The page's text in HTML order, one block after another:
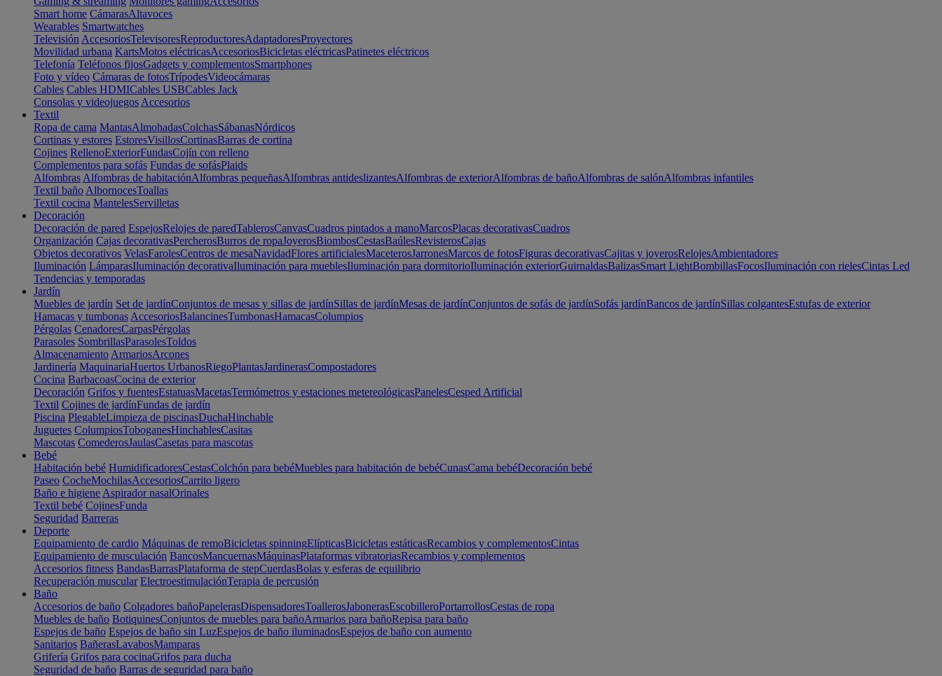
Smart home CámarasAltavoces
Wearables Smartwatches
Televisión AccesoriosTelevisoresReproductoresAdaptadoresProyectores
Movilidad urbana KartsMotos eléctricasAccesoriosBicicletas eléctricasPatinetes eléctricos
Telefonía Teléfonos fijosGadgets y complementosSmartphones
Foto y vídeo Cámaras de fotosTrípodesVideocámaras
Cables Cables HDMICables USBCables Jack
Consolas y videojuegos Accesorios
Textil
Ropa de cama MantasAlmohadasColchasSábanasNórdicos
Cortinas y estores EstoresVisillosCortinasBarras de cortina
Cojines RellenoExteriorFundasCojín con relleno
Complementos para sofás Fundas de sofásPlaids
Alfombras Alfombras de habitaciónAlfombras pequeñasAlfombras antideslizantesAlfombras de exteriorAlfombras de bañoAlfombras de salónAlfombras infantiles
Textil baño AlbornocesToallas
Textil cocina MantelesServilletas
Decoración
Decoración de pared EspejosRelojes de paredTablerosCanvasCuadros pintados a manoMarcosPlacas decorativasCuadros
Organización Cajas decorativasPercherosBurros de ropaJoyerosBiombosCestasBaúlesRevisterosCajas
Objetos decorativos VelasFarolesCentros de mesaNavidadFlores artificialesMaceterosJarronesMarcos de fotosFiguras decorativasCajitas y joyerosRelojesAmbientadores
Iluminación LámparasIluminación decorativaIluminación para mueblesIluminación para dormitorioIluminación exteriorGuirnaldasBalizasSmart LightBombillasFocosIluminación con rielesCintas Led
Tendencias y temporadas
Jardín
Muebles de jardín Set de jardínConjuntos de mesas y sillas de jardínSillas de jardínMesas de jardínConjuntos de sofás de jardínSofás jardínBancos de jardínSillas colgantesEstufas de exterior
Hamacas y tumbonas AccesoriosBalancinesTumbonasHamacasColumpios
Pérgolas CenadoresCarpasPérgolas
Parasoles SombrillasParasolesToldos
Almacenamiento ArmariosArcones
Jardinería MaquinariaHuertos UrbanosRiegoPlantasJardinerasCompostadores
Cocina BarbacoasCocina de exterior
Decoración Grifos y fuentesEstatuasMacetasTermómetros y estaciones metereológicasPanelesCesped Artificial
Textil Cojines de jardínFundas de jardín
Piscina PlegableLimpieza de piscinasDuchaHinchable
Juguetes ColumpiosToboganesHinchablesCasitas
Mascotas ComederosJaulasCasetas para mascotas
Bebé
Habitación bebé HumidificadoresCestasColchón para bebéMuebles para habitación de bebéCunasCama bebéDecoración bebé
Paseo CocheMochilasAccesoriosCarrito ligero
Baño e higiene Aspirador nasalOrinales
Textil bebé CojinesFunda
Seguridad Barreras
Deporte
Equipamiento de cardio Máquinas de remoBicicletas spinningElípticasBicicletas estáticasRecambios y complementosCintas
Equipamiento de musculación BancosMancuernasMáquinasPlataformas vibratoriasRecambios y complementos
Accesorios fitness BandasBarrasPlataforma de stepCuerdasBolas y esferas de equilibrio
Recuperación muscular ElectroestimulaciónTerapia de percusión
Baño
Accesorios de baño Colgadores bañoPapelerasDispensadoresToallerosJabonerasEscobilleroPortarrollosCestas de ropa
Muebles de baño BotiquinesConjuntos de muebles para bañoArmarios para bañoRepisa para baño
Espejos de baño Espejos de baño sin LuzEspejos de baño iluminadosEspejos de baño con aumento
Sanitarios BañerasLavabosMamparas
Grifería Grifos para cocinaGrifos para ducha
Seguridad de baño Barras de seguridad para baño